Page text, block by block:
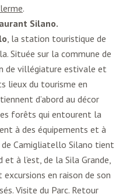
.
Silano.
, la station touristique de
Située sur la commune de
de villégiature estivale et
lieux du tourisme en
d’abord au décor
forêts qui entourent la
à des équipements et à
de Camigliatello Silano tient
à l’est, de la Sila Grande,
en raison de son
Visite du Parc. Retour